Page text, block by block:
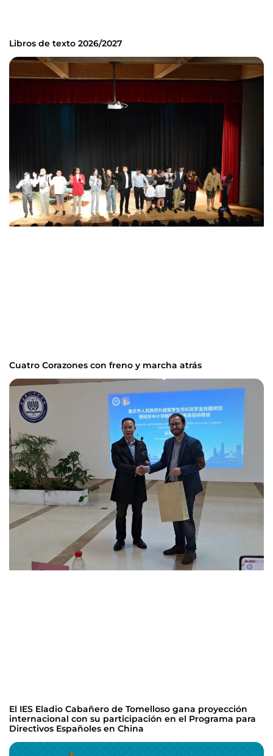
Libros de texto 2026/2027
Cuatro Corazones con freno y marcha atrás
El IES Eladio Cabañero de Tomelloso gana proyección
internacional con su participación en el Programa para
Directivos Españoles en China